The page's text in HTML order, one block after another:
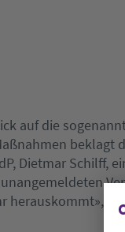
auf die
beklagt
Dietmar Schilff,
herauskommt»,